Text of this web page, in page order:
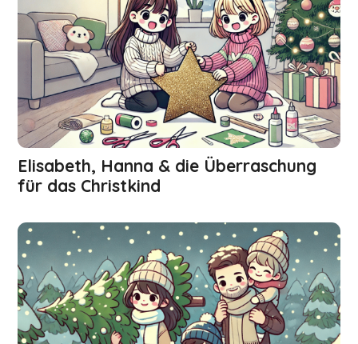
Elisabeth, Hanna & die Überraschung
für das Christkind